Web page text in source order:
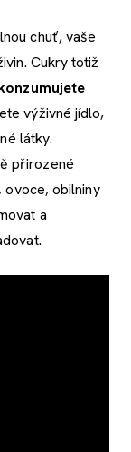
chuť, vaše
Cukry totiž
výživné jídlo,
látky.
přirozené
ovoce, obilniny
a